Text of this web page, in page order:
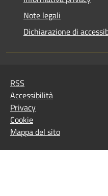
Note legali
Dichiarazione di
RSS
Accessibilità
Privacy
Cookie
Mappa del sito